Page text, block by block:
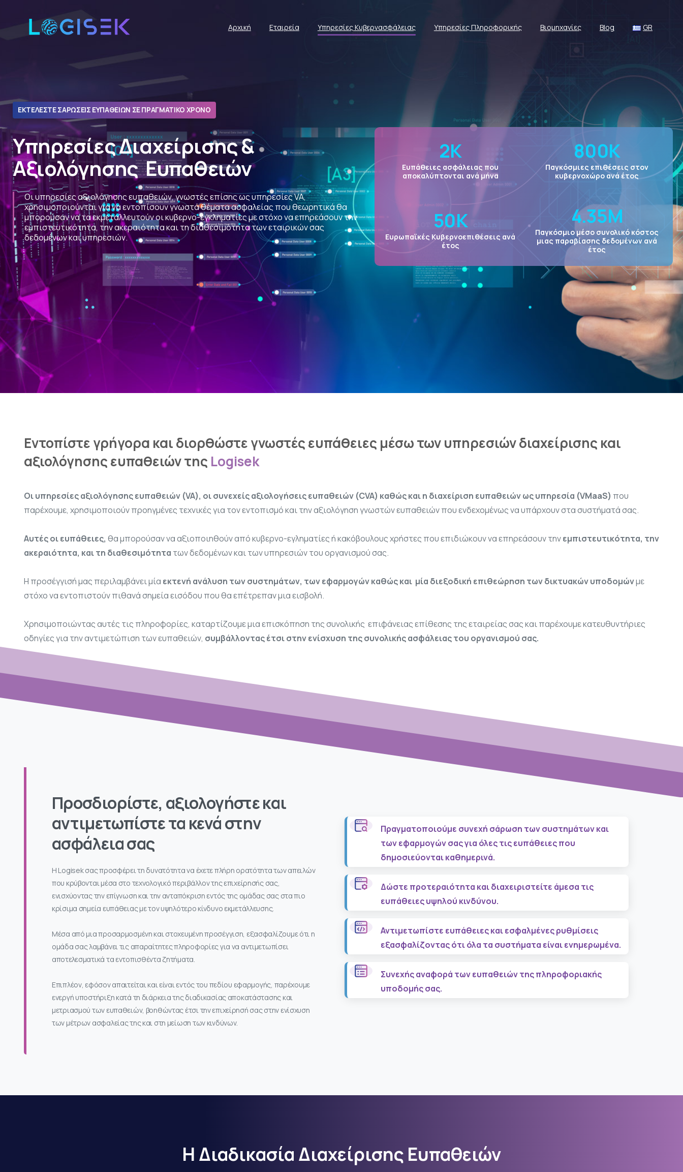
Αρχική Εταιρεία Υπηρεσίες Κυβερνασφάλειας Υπηρεσίες Πληροφορικής Βιομηχανίες Blog GR
ΕΚΤΕΛΕΣΤΕ ΣΑΡΩΣΕΙΣ ΕΥΠΑΘΕΙΩΝ ΣΕ ΠΡΑΓΜΑΤΙΚΟ ΧΡΟΝΟ
ΥπηρεσίεςΔιαχείρισης&
Αξιολόγησης Ευπαθειών
Οι υπηρεσίες αξιολόγησης ευπαθειών, γνωστές επίσης ως υπηρεσίες VA,
χρησιμοποιούνται για να εντοπίσουν γνωστά θέματα ασφαλείας που θεωρητικά θα
μπορούσαν να τα εκμεταλλευτούν οι κυβερνο-εγκληματίες με στόχο να επηρεάσουν την
εμπιστευτικότητα, την ακεραιότητα και τη διαθεσιμότητα των εταιρικών σας
δεδομένων και υπηρεσιών.
2K
Ευπάθειες ασφάλειας που
αποκαλύπτονται ανά μήνα
800K
Παγκόσμιες επιθέσεις στον
κυβερνοχώρο ανά έτος
50K
Ευρωπαϊκές Κυβερνοεπιθέσεις ανά
έτος
4.35Μ
Παγκόσμιο μέσο συνολικό κόστος
μιας παραβίασης δεδομένων ανά
έτος
Εντοπίστε γρήγορα και διορθώστε γνωστές ευπάθειες μέσω των υπηρεσιών διαχείρισης και
αξιολόγησης ευπαθειών της Logisek
Oι υπηρεσίες αξιολόγησης ευπαθειών (VA), οι συνεχείς αξιολογήσεις ευπαθειών (CVA) καθώς και η διαχείριση ευπαθειών ως υπηρεσία (VMaaS) που
παρέχουμε, χρησιμοποιούν προηγμένες τεχνικές για τον εντοπισμό και την αξιολόγηση γνωστών ευπαθειών που ενδεχομένως να υπάρχουν στα συστήματά σας.
Αυτές οι ευπάθειες, θα μπορούσαν να αξιοποιηθούν από κυβερνο-εγληματίες ή κακόβουλους χρήστες που επιδιώκουν να επηρεάσουν τηνεμπιστευτικότητα, την
ακεραιότητα, και τη διαθεσιμότητα των δεδομένων και των υπηρεσιών του οργανισμού σας.
Η προσέγγισή μας περιλαμβάνει μία εκτενή ανάλυση των συστημάτων, των εφαρμογών καθώς και μία διεξοδική επιθεώρηση των δικτυακών υποδομώνμε
στόχο να εντοπιστούν πιθανά σημεία εισόδου που θα επέτρεπαν μια εισβολή.
Χρησιμοποιώντας αυτές τις πληροφορίες, καταρτίζουμε μια επισκόπηση της συνολικής επιφάνειας επίθεσης της εταιρείας σας και παρέχουμε κατευθυντήριες
οδηγίες για την αντιμετώπιση των ευπαθειών, συμβάλλοντας έτσι στην ενίσχυση της συνολικής ασφάλειας του οργανισμού σας.
Προσδιορίστε, αξιολογήστε και
αντιμετωπίστε τα κενά στην
ασφάλεια σας
Η Logisek σας προσφέρει τη δυνατότητα να έχετε πλήρη ορατότητα των απειλών
που κρύβονται μέσα στο τεχνολογικό περιβάλλον της επιχείρησής σας,
ενισχύοντας την επίγνωση και την ανταπόκριση εντός της ομάδας σας στα πιο
κρίσιμα σημεία ευπάθειας με τον υψηλότερο κίνδυνο εκμετάλλευσης.
Μέσα από μια προσαρμοσμένη και στοχευμένη προσέγγιση, εξασφαλίζουμε ότι η
ομάδα σας λαμβάνει τις απαραίτητες πληροφορίες για να αντιμετωπίσει
αποτελεσματικά τα εντοπισθέντα ζητήματα.
Επιπλέον, εφόσον απαιτείται και είναι εντός του πεδίου εφαρμογής, παρέχουμε
ενεργή υποστήριξη κατά τη διάρκεια της διαδικασίας αποκατάστασης και
μετριασμού των ευπαθειών, βοηθώντας έτσι την επιχείρησή σας στην ενίσχυση
των μέτρων ασφαλείας της και στη μείωση των κινδύνων.
Πραγματοποιούμε συνεχή σάρωση των συστημάτων και
των εφαρμογών σας για όλες τις ευπάθειες που
δημοσιεύονται καθημερινά.
Δώστε προτεραιότητα και διαχειριστείτε άμεσα τις
ευπάθειες υψηλού κινδύνου.
Αντιμετωπίστε ευπάθειες και εσφαλμένες ρυθμίσεις
εξασφαλίζοντας ότι όλα τα συστήματα είναι ενημερωμένα.
Συνεχής αναφορά των ευπαθειών της πληροφοριακής
υποδομής σας.
Η Διαδικασία Διαχείρισης Ευπαθειών